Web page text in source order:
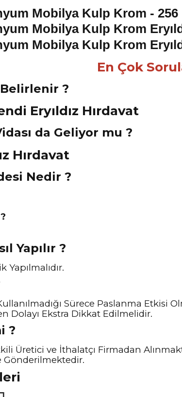
En Çok
Belirlenir ?
da Geliyor mu ?
Nedir ?
Yapılır ?
Sürece Paslanma Etkisi
Dolayı Ekstra Dikkat Edilmelidir.
?
Üretici ve İthalatçı Firmadan
Gönderilmektedir.